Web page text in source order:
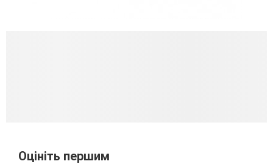
Оцініть першим